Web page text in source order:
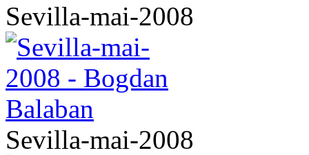
Sevilla-mai-2008
Sevilla-mai-2008